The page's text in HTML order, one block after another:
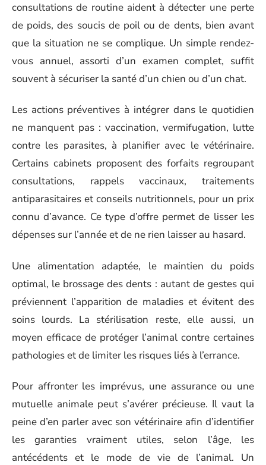
consultations de routine aident à détecter une perte
de poids, des soucis de poil ou de dents, bien avant
que la situation ne se complique. Un simple rendez-
vous annuel, assorti d’un examen complet, suffit
souvent à sécuriser la santé d’un chien ou d’un chat.
Les actions préventives à intégrer dans le quotidien
ne manquent pas : vaccination, vermifugation, lutte
contre les parasites, à planifier avec le vétérinaire.
Certains cabinets proposent des forfaits regroupant
consultations, rappels vaccinaux, traitements
antiparasitaires et conseils nutritionnels, pour un prix
connu d’avance. Ce type d’offre permet de lisser les
dépenses sur l’année et de ne rien laisser au hasard.
Une alimentation adaptée, le maintien du poids
optimal, le brossage des dents : autant de gestes qui
préviennent l’apparition de maladies et évitent des
soins lourds. La stérilisation reste, elle aussi, un
moyen efficace de protéger l’animal contre certaines
pathologies et de limiter les risques liés à l’errance.
Pour affronter les imprévus, une assurance ou une
mutuelle animale peut s’avérer précieuse. Il vaut la
peine d’en parler avec son vétérinaire afin d’identifier
les garanties vraiment utiles, selon l’âge, les
antécédents et le mode de vie de l’animal. Un